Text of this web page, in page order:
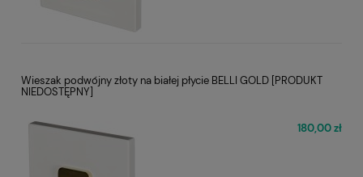
Wieszak podwójny złoty na białej płycie BELLI GOLD [PRODUKT
NIEDOSTĘPNY]
180,00 zł